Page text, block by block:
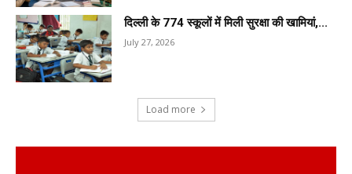
दिल्ली के 774 स्कूलों में मिली सुरक्षा की खामियां,...
July 27, 2026
Load more